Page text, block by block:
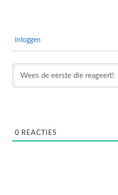
Inloggen
0 REACTIES